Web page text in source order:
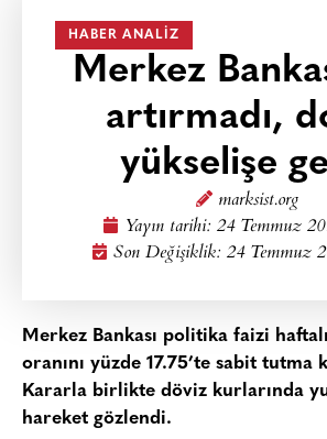
HABER ANALIZ
Merkez
artırmadı,
yükselişe
marksist.org
Yayın tarihi: 24 Temmuz
Son Değişiklik: 24 Temmuz
Merkez Bankası politika faizi
oranını yüzde 17.75’te sabit tutma
Kararla birlikte döviz kurlarında
hareket gözlendi.